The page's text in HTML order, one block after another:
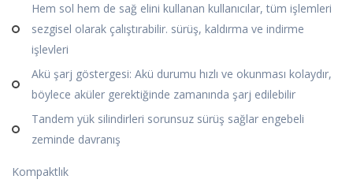
Hem sol hem de sağ elini kullanan kullanıcılar, tüm işlemleri
sezgisel olarak çalıştırabilir. sürüş, kaldırma ve indirme
işlevleri
Akü şarj göstergesi: Akü durumu hızlı ve okunması kolaydır,
böylece aküler gerektiğinde zamanında şarj edilebilir
Tandem yük silindirleri sorunsuz sürüş sağlar engebeli
zeminde davranış
Kompaktlık